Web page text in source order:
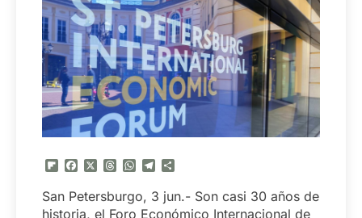
Flipboard
FacebookThreadsWhatsApp
Telegram
San Petersburgo, 3 jun.- Son casi 30 años de
historia, el Foro Económico Internacional de